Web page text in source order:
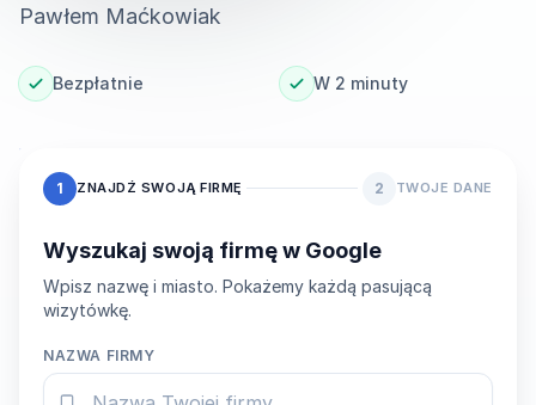
Pawłem Maćkowiak
Bezpłatnie W 2 minuty
1 ZNAJDŹ SWOJĄ FIRMĘ 2 TWOJE DANE
Wyszukaj swoją firmę w Google
Wpisz nazwę i miasto. Pokażemy każdą pasującą
wizytówkę.
NAZWA FIRMY